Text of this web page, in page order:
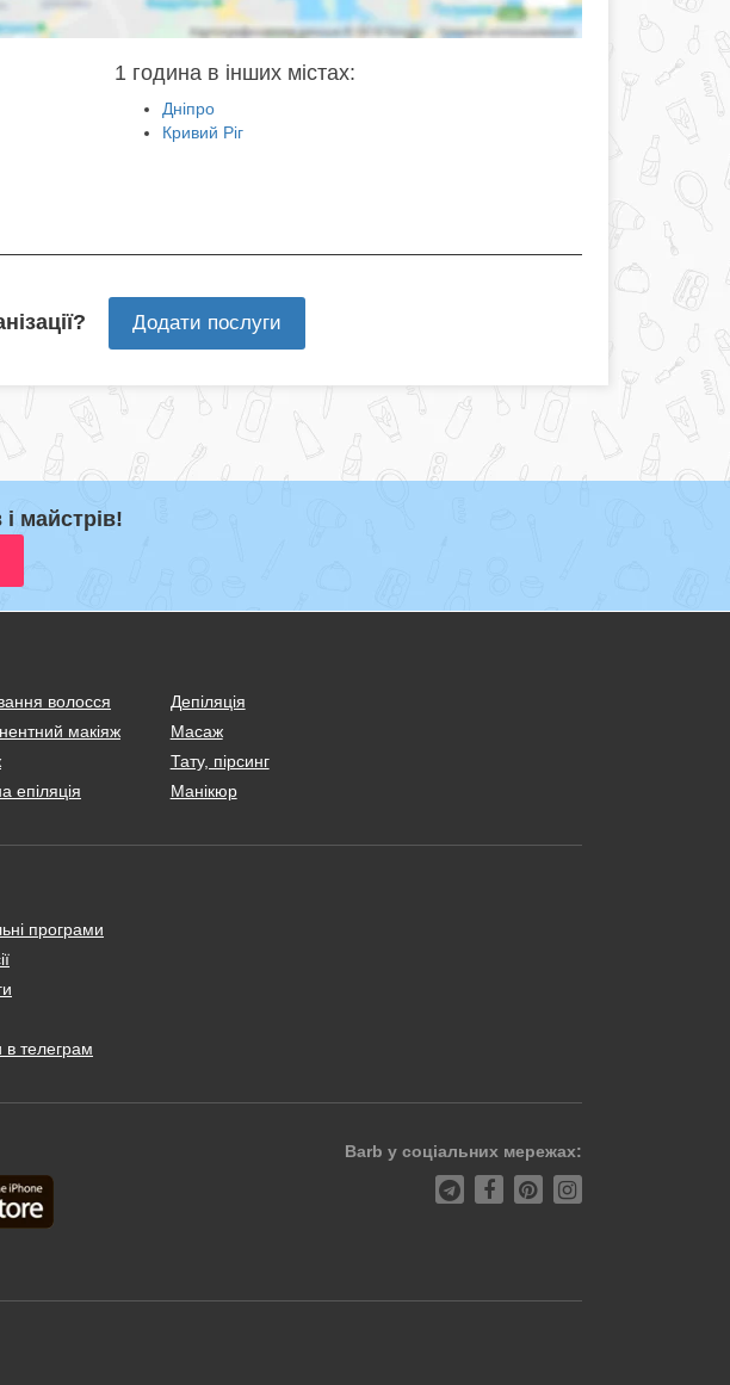
1 година в інших містах:
Дніпро
Кривий Ріг
Додати послуги
майстрів!
волосся
макіяж
епіляція
Депіляція
Масаж
Тату, пірсинг
Манікюр
програми
в телеграм
Barb у соціальних мережах: